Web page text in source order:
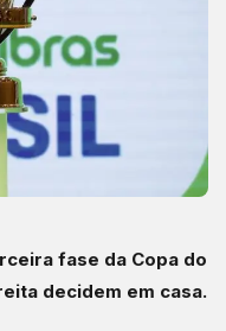
fase da Copa do
decidem em casa.